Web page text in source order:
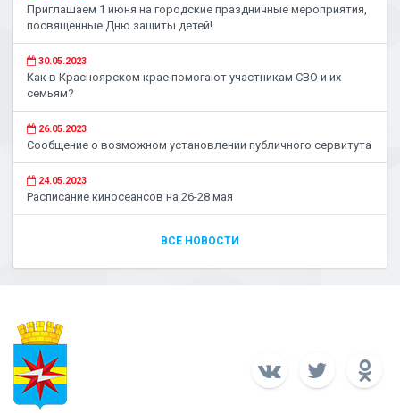
Приглашаем 1 июня на городские праздничные мероприятия,
посвященные Дню защиты детей!
30.05.2023
Как в Красноярском крае помогают участникам СВО и их
семьям?
26.05.2023
Сообщение о возможном установлении публичного сервитута
24.05.2023
Расписание киносеансов на 26-28 мая
ВСЕ НОВОСТИ